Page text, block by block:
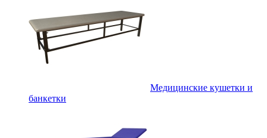
Медицинские кушетки и
банкетки